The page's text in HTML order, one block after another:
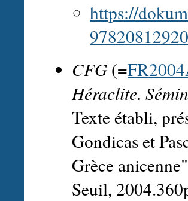
https://
CFG (=
Héraclite.
Texte établi,
Gondicas et
Grèce
Seuil,